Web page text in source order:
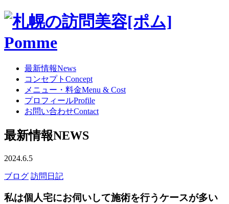
最新情報News
コンセプト Concept
メニュー・料金Menu & Cost
プロフィールProfile
お問い合わせContact
最新情報NEWS
2024.6.5
ブログ 訪問日記
私は個人宅にお伺いして施術を行うケースが多い